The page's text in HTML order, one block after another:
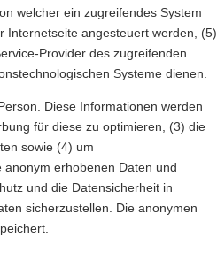
welcher ein zugreifendes System
Internetseite angesteuert werden, (5)
Provider des zugreifenden
Systeme dienen.
Diese Informationen werden
für diese zu optimieren, (3) die
sowie (4) um
erhobenen Daten und
und die Datensicherheit in
sicherzustellen. Die anonymen